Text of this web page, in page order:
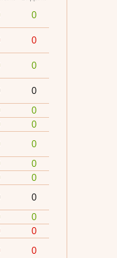
0
0
0
0
0
0
0
0
0
0
0
0
0